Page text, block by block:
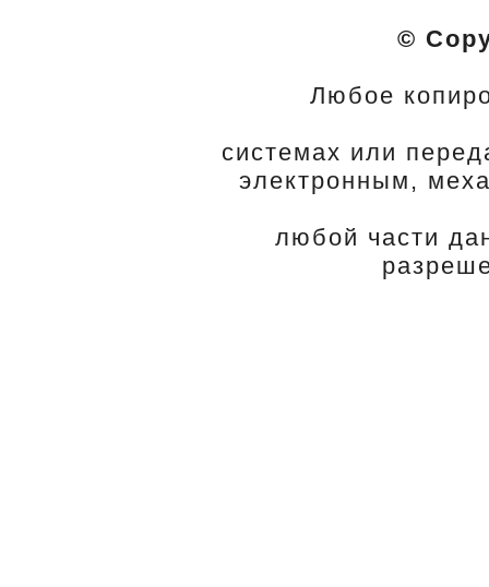
©
Любое
системах или
электронным,
любой части